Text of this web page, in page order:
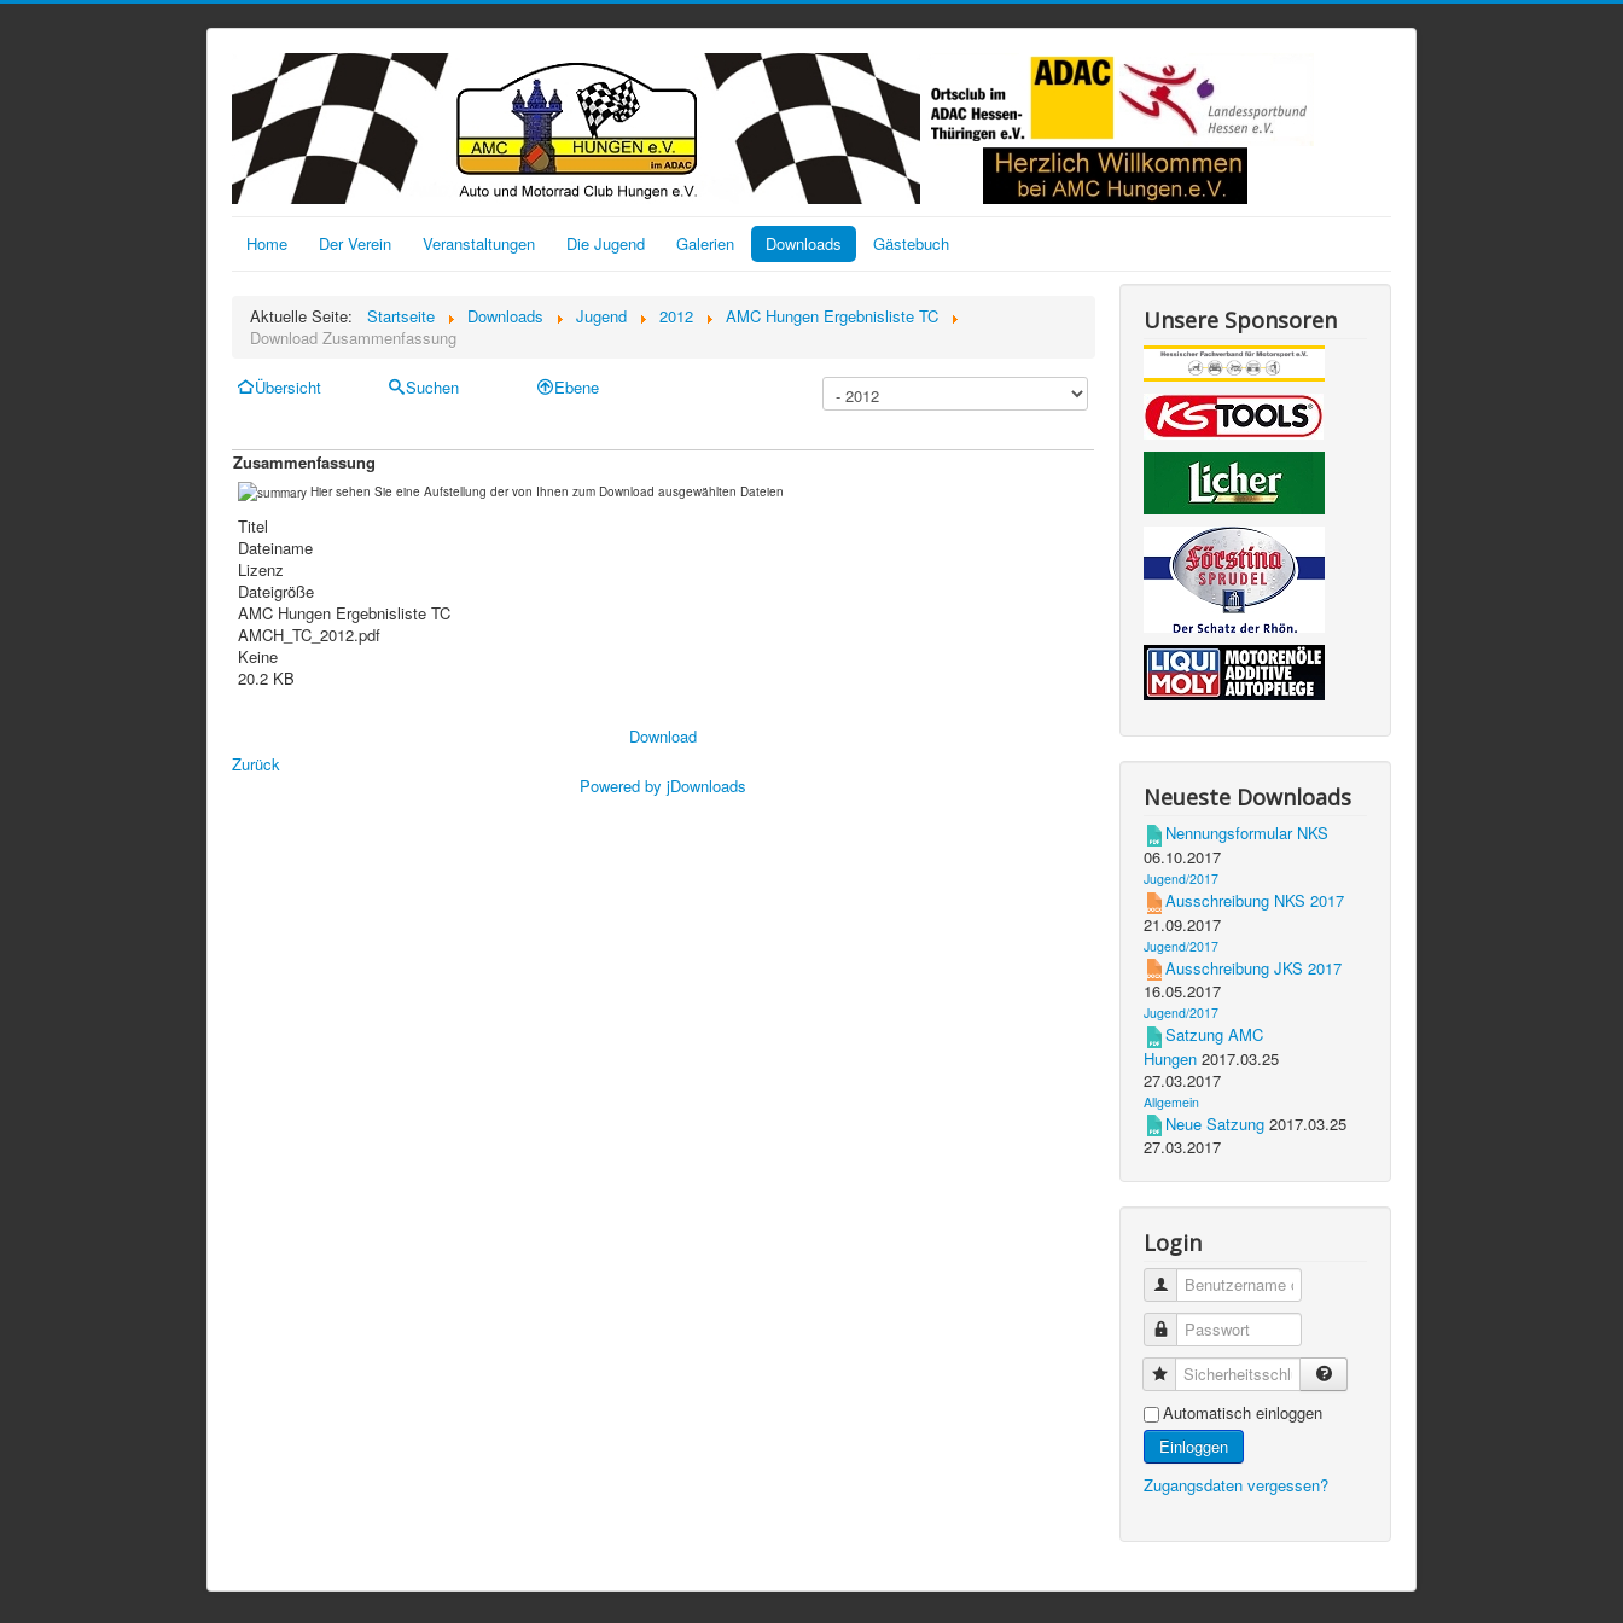
Home Der Verein Veranstaltungen Die Jugend Galerien Downloads Gästebuch
Aktuelle Seite: Startseite Downloads Jugend 2012
AMC Hungen Ergebnisliste TC
Download Zusammenfassung
Übersicht Suchen Ebene
Zusammenfassung
Hier sehen Sie eine Aufstellung der von Ihnen zum Download ausgewählten Dateien
Titel
Dateiname
Lizenz
Dateigröße
AMC Hungen Ergebnisliste TC
AMCH_TC_2012.pdf
Keine
20.2 KB
Download
Zurück
Powered by jDownloads
Unsere Sponsoren
Neueste Downloads
Nennungsformular NKS
06.10.2017
Jugend/2017
Ausschreibung NKS 2017
21.09.2017
Jugend/2017
Ausschreibung JKS 2017
16.05.2017
Jugend/2017
Satzung AMC
Hungen 2017.03.25
27.03.2017
Allgemein
Neue Satzung 2017.03.25
27.03.2017
Login
Automatisch einloggen
Einloggen
Zugangsdaten vergessen?